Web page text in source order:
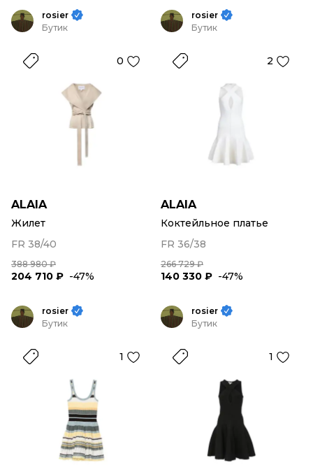
rosier
Бутик
0
ALAIA
Жилет
FR 38/40
388 980 ₽
204 710 ₽ -47%
rosier
Бутик
2
ALAIA
Коктейльное платье
FR 36/38
266 729 ₽
140 330 ₽ -47%
rosier
Бутик
1
rosier
Бутик
1